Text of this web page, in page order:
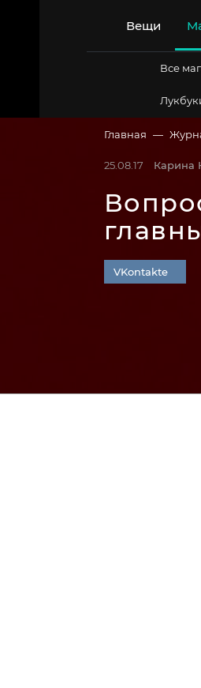
Вещи
Все
Главная
25.08.17 Карина
VKontakte